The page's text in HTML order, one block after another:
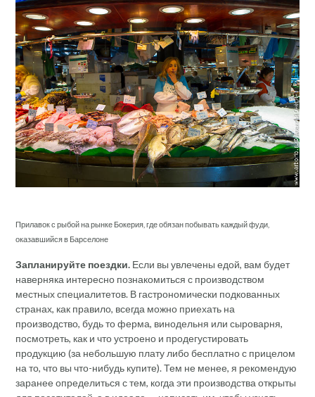
Прилавок с рыбой на рынке Бокерия, где обязан побывать каждый фуди,
оказавшийся в Барселоне
Запланируйте поездки. Если вы увлечены едой, вам будет
наверняка интересно познакомиться с производством
местных специалитетов. В гастрономически подкованных
странах, как правило, всегда можно приехать на
производство, будь то ферма, винодельня или сыроварня,
посмотреть, как и что устроено и продегустировать
продукцию (за небольшую плату либо бесплатно с прицелом
на то, что вы что-нибудь купите). Тем не менее, я рекомендую
заранее определиться с тем, когда эти производства открыты